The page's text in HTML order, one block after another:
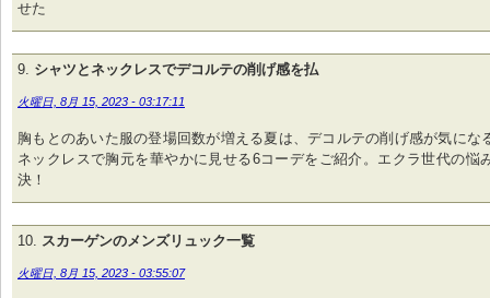
せた
シャツとネックレスでデコルテの削げ感を払
火曜日, 8月 15, 2023 - 03:17:11
胸もとのあいた服の登場回数が増える夏は、デコルテの削げ感が気にな
ネックレスで胸元を華やかに見せる6コーデをご紹介。エクラ世代の悩
決！
スカーゲンのメンズリュック一覧
火曜日, 8月 15, 2023 - 03:55:07